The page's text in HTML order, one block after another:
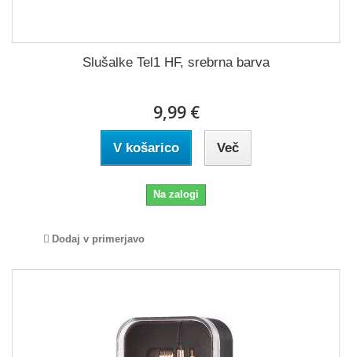
Slušalke Tel1 HF, srebrna barva
9,99 €
V košarico Več
Na zalogi
Dodaj v primerjavo